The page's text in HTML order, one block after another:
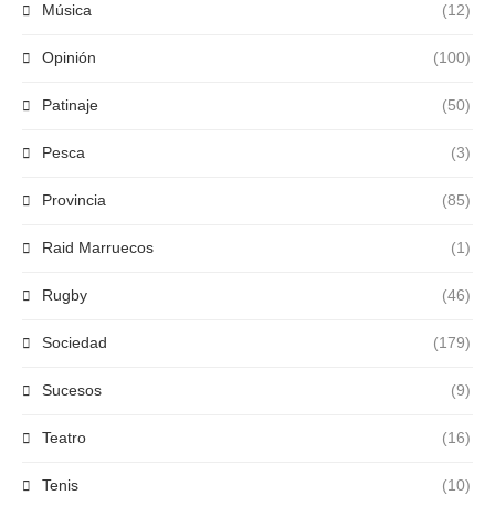
Música (12)
Opinión (100)
Patinaje (50)
Pesca (3)
Provincia (85)
Raid Marruecos (1)
Rugby (46)
Sociedad (179)
Sucesos (9)
Teatro (16)
Tenis (10)